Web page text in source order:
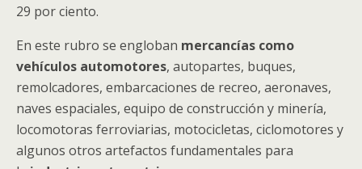
29 por ciento.
En este rubro se engloban mercancías como
vehículos automotores, autopartes, buques,
remolcadores, embarcaciones de recreo, aeronaves,
naves espaciales, equipo de construcción y minería,
locomotoras ferroviarias, motocicletas, ciclomotores y
algunos otros artefactos fundamentales para